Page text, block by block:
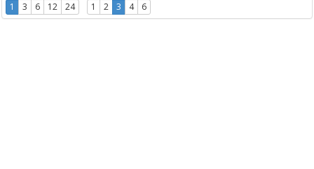
1 3 6 12 24 1 2 3 4 6